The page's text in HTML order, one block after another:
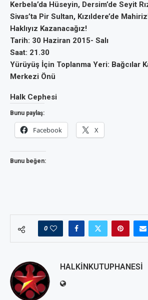
Kerbela’da Hüseyin, Dersim’de Seyit
Sivas’ta Pir Sultan, Kızıldere’de
Haklıyız Kazanacağız!
Tarih: 30 Haziran 2015- Salı
Saat: 21.30
Yürüyüş İçin Toplanma Yeri: Bağcılar
Merkezi Önü
Halk Cephesi
Bunu paylaş:
Facebook X
Bunu beğen:
0
HALKINKUTUPHANESI